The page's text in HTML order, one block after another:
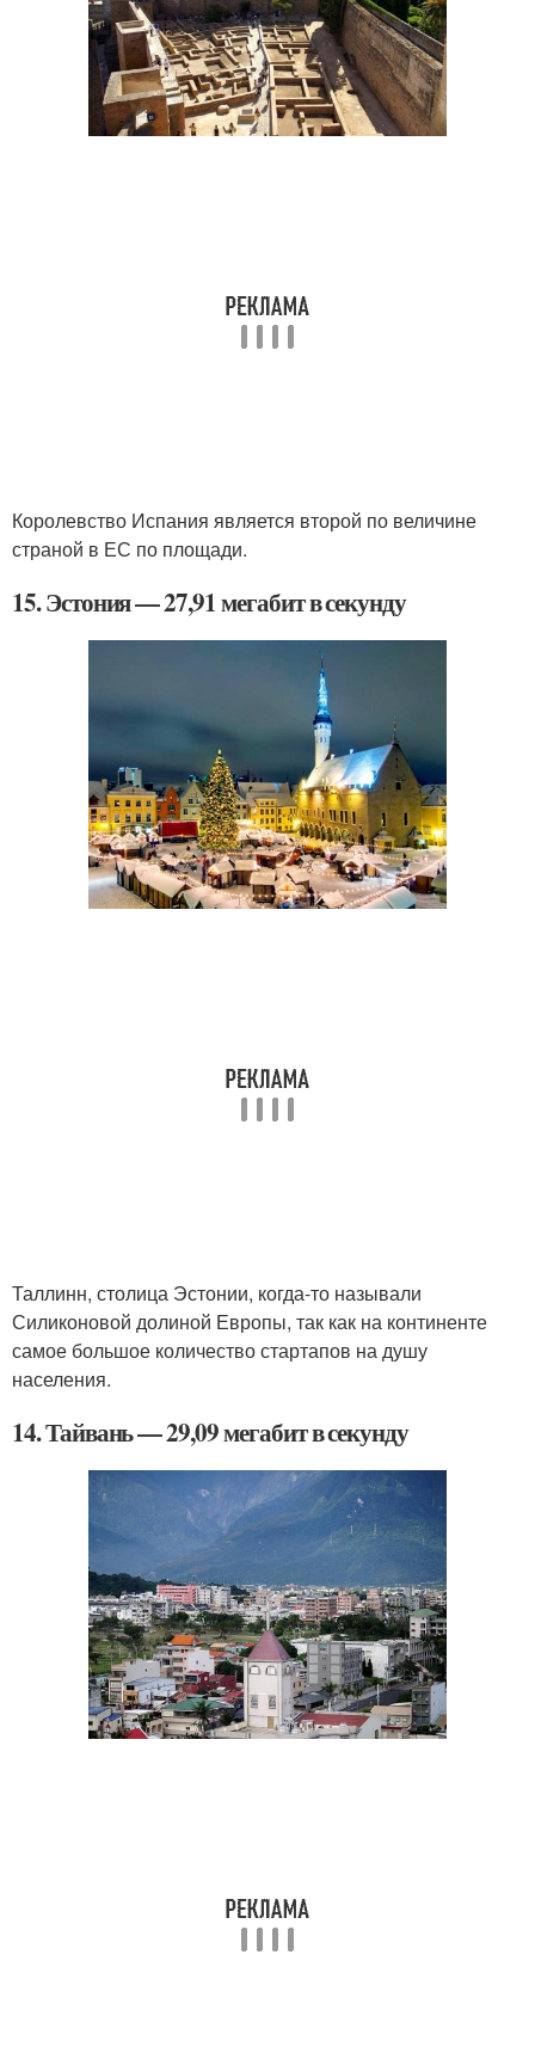
Королевство Испания является второй по величине
страной в ЕС по площади.
15. Эстония — 27,91 мегабит в секунду
Таллинн, столица Эстонии, когда-то называли
Силиконовой долиной Европы, так как на континенте
самое большое количество стартапов на душу
населения.
14. Тайвань — 29,09 мегабит в секунду